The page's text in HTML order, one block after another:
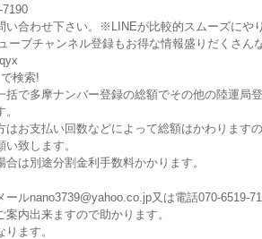
い合わせ下さい。※LINEが比較的スムーズにや
ーブチャンネル登録もお得な情報盛りだくさん
検索!
で多摩ナンバー登録の総額でその他の陸運局
お支払い回数などによって総額はかわります
致します。
は別途分割金利手数料かかります。
ルnano3739@yahoo.co.jp又は電話070-6519-
内出来ますので助かります。
ます。